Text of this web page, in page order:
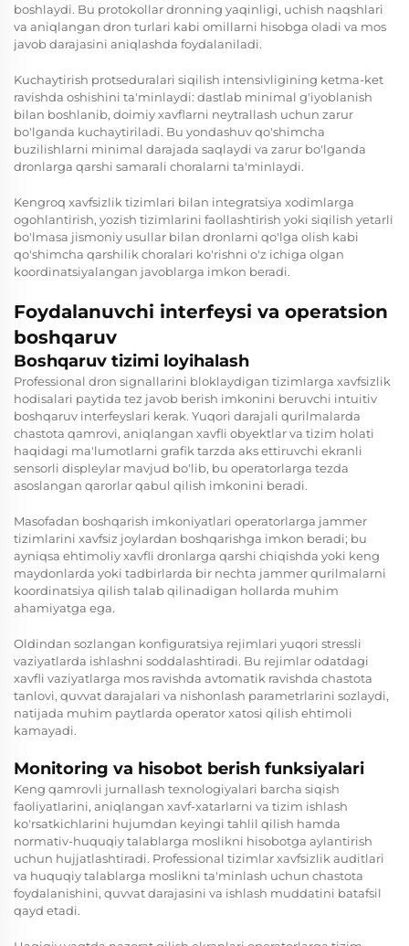
boshlaydi. Bu protokollar dronning yaqinligi, uchish naqshlari
va aniqlangan dron turlari kabi omillarni hisobga oladi va mos
javob darajasini aniqlashda foydalaniladi.
Kuchaytirish protseduralari siqilish intensivligining ketma-ket
ravishda oshishini ta'minlaydi: dastlab minimal g'iyoblanish
bilan boshlanib, doimiy xavflarni neytrallash uchun zarur
bo'lganda kuchaytiriladi. Bu yondashuv qo'shimcha
buzilishlarni minimal darajada saqlaydi va zarur bo'lganda
dronlarga qarshi samarali choralarni ta'minlaydi.
Kengroq xavfsizlik tizimlari bilan integratsiya xodimlarga
ogohlantirish, yozish tizimlarini faollashtirish yoki siqilish yetarli
bo'lmasa jismoniy usullar bilan dronlarni qo'lga olish kabi
qo'shimcha qarshilik choralari ko'rishni o'z ichiga olgan
koordinatsiyalangan javoblarga imkon beradi.
Foydalanuvchi interfeysi va operatsion
boshqaruv
Boshqaruv tizimi loyihalash
Professional dron signallarini bloklaydigan tizimlarga xavfsizlik
hodisalari paytida tez javob berish imkonini beruvchi intuitiv
boshqaruv interfeyslari kerak. Yuqori darajali qurilmalarda
chastota qamrovi, aniqlangan xavfli obyektlar va tizim holati
haqidagi ma'lumotlarni grafik tarzda aks ettiruvchi ekranli
sensorli displeylar mavjud bo'lib, bu operatorlarga tezda
asoslangan qarorlar qabul qilish imkonini beradi.
Masofadan boshqarish imkoniyatlari operatorlarga jammer
tizimlarini xavfsiz joylardan boshqarishga imkon beradi; bu
ayniqsa ehtimoliy xavfli dronlarga qarshi chiqishda yoki keng
maydonlarda yoki tadbirlarda bir nechta jammer qurilmalarni
koordinatsiya qilish talab qilinadigan hollarda muhim
ahamiyatga ega.
Oldindan sozlangan konfiguratsiya rejimlari yuqori stressli
vaziyatlarda ishlashni soddalashtiradi. Bu rejimlar odatdagi
xavfli vaziyatlarga mos ravishda avtomatik ravishda chastota
tanlovi, quvvat darajalari va nishonlash parametrlarini sozlaydi,
natijada muhim paytlarda operator xatosi qilish ehtimoli
kamayadi.
Monitoring va hisobot berish funksiyalari
Keng qamrovli jurnallash texnologiyalari barcha siqish
faoliyatlarini, aniqlangan xavf-xatarlarni va tizim ishlash
ko'rsatkichlarini hujumdan keyingi tahlil qilish hamda
normativ-huquqiy talablarga moslikni hisobotga aylantirish
uchun hujjatlashtiradi. Professional tizimlar xavfsizlik auditlari
va huquqiy talablarga moslikni ta'minlash uchun chastota
foydalanishini, quvvat darajasini va ishlash muddatini batafsil
qayd etadi.